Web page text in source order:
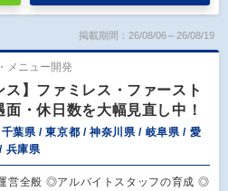
掲載期間：26/08/06～26/08/19
メニュー開発
ス】ファミレス・ファースト
・休日数を大幅見直し中！
葉県 / 東京都 / 神奈川県 / 岐阜県 / 愛
兵庫県
全般 ◎アルバイトスタッフの育成 ◎